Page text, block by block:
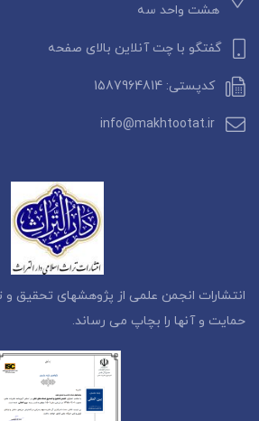
هشت واحد سه
گفتگو با چت آنلاین بالای صفحه
کدپستی: 1587964814
info@makhtootat.ir
انتشارات انجمن علمی از پژوهشهای تحقیق
حمایت و آنها را بچاپ می رساند.